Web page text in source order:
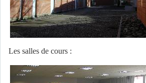
Les salles de cours :